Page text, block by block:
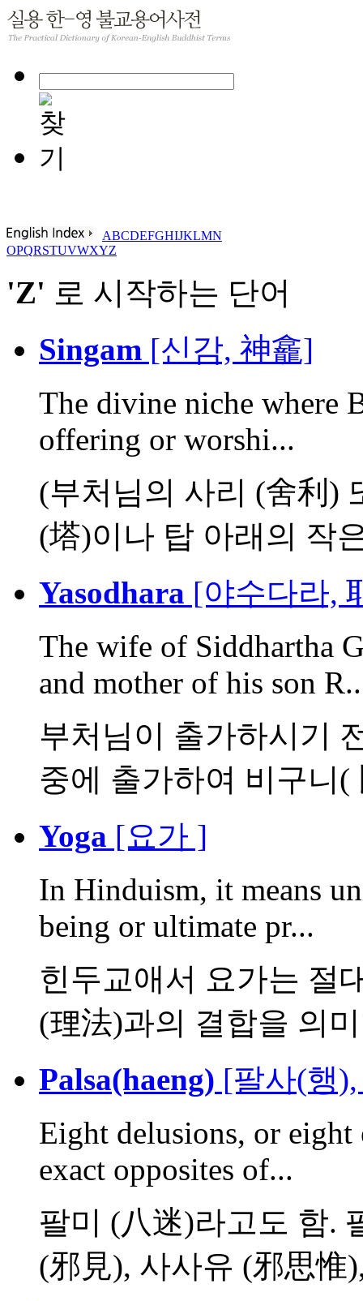
ABCDEFGHIJKLMN
OPQRSTUVWXYZ
'Z' 로 시작하는 단어
Singam [신감, 神龕]
The divine niche where
offering or worshi...
(부처님의 사리 (舍利)
(塔)이나 탑 아래의 작
Yasodhara [야수다라,
The wife of Siddhartha
and mother of his son
부처님이 출가하시기
중에 출가하여 비구니(
Yoga [요가 ]
In Hinduism, it means
being or ultimate pr...
힌두교애서 요가는 절
(理法)과의 결합을 의미
Palsa(haeng) [팔사(행
Eight delusions, or eight
exact opposites of...
팔미 (八迷)라고도 함.
(邪見), 사사유 (邪思惟